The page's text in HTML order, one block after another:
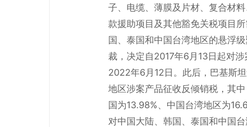
子、电缆、薄膜及片材、复合材
款援助项目及其他豁免关税项目
国、泰国和中国台湾地区的悬浮
裁，决定自2017年6月13日起对
2022年6月12日。此后，巴基斯
地区涉案产品征收反倾销税，其
国为13.98%、中国台湾地区为
对中国大陆、韩国、泰国和中国